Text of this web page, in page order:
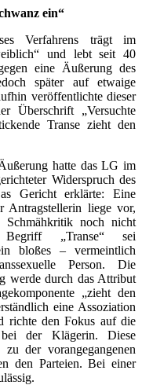
ein“
Verfahrens trägt im
und lebt seit 40
eine Äußerung des
später auf etwaige
veröffentlichte dieser
Überschrift „Versuchte
Transe zieht den
hatte das LG im
Widerspruch des
Gericht erklärte: Eine
Antragstellerin liege vor,
noch nicht
„Transe“ sei
bloßes – vermeintlich
Person. Die
werde durch das Attribut
„zieht den
eine Assoziation
richte den Fokus auf die
bei der Klägerin. Diese
der vorangegangenen
den Parteien. Bei einer